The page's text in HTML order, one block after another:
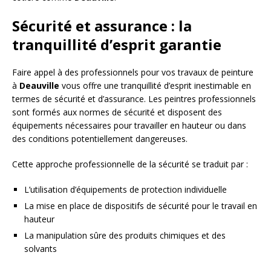
Sécurité et assurance : la
tranquillité d’esprit garantie
Faire appel à des professionnels pour vos travaux de peinture
à Deauville vous offre une tranquillité d’esprit inestimable en
termes de sécurité et d’assurance. Les peintres professionnels
sont formés aux normes de sécurité et disposent des
équipements nécessaires pour travailler en hauteur ou dans
des conditions potentiellement dangereuses.
Cette approche professionnelle de la sécurité se traduit par :
L’utilisation d’équipements de protection individuelle
La mise en place de dispositifs de sécurité pour le travail en
hauteur
La manipulation sûre des produits chimiques et des
solvants